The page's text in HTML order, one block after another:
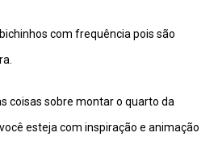
com frequência pois são
coisas sobre montar o quarto da
esteja com inspiração e animação